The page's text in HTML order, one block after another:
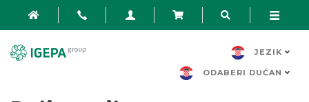
JEZIK
ODABERI DUĆAN